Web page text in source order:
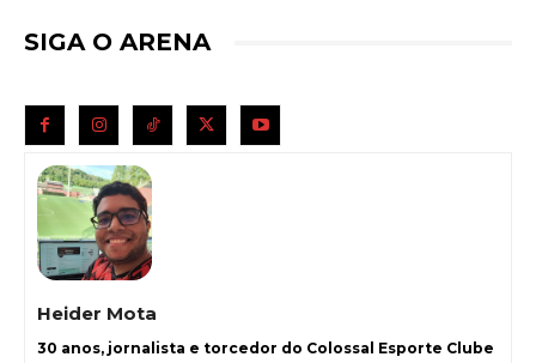
SIGA O ARENA
Heider Mota
30 anos, jornalista e torcedor do Colossal Esporte Clube